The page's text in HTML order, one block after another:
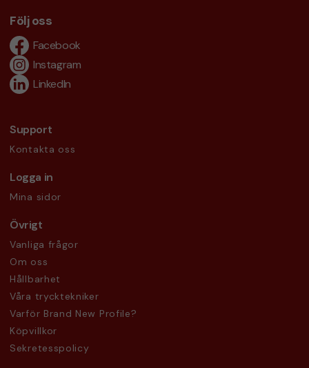
Följ oss
Facebook
Instagram
LinkedIn
Support
Kontakta oss
Logga in
Mina sidor
Övrigt
Vanliga frågor
Om oss
Hållbarhet
Våra trycktekniker
Varför Brand New Profile?
Köpvillkor
Sekretesspolicy